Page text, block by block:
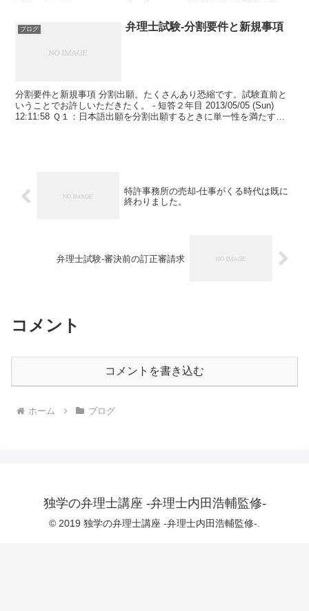
ブログ 弁理士試験-分割要件と新規事項
分割要件と新規事項 分割出願。たくさんあり恐縮です。試験直前と
いうことでお許しいただきたく。 - 短答２年目 2013/05/05 (Sun)
12:11:58 Ｑ１：日本語出願を分割出願するときに単一性を満たす新
特許事務所の売却-仕事がくる時代は既に
終わりました。
弁理士試験-審決前の訂正審請求
コメント
コメントを書き込む
ホーム ブログ
独学の弁理士講座 -弁理士内田浩輔監修-
© 2019 独学の弁理士講座 -弁理士内田浩輔監修-.